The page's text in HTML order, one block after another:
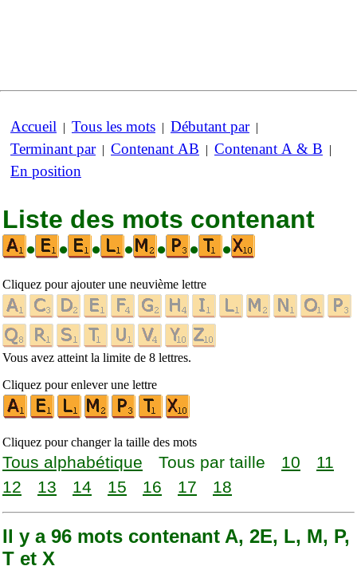
Accueil | Tous les mots | Débutant par|
Terminant par| Contenant AB | Contenant A & B |
En position
Liste des mots contenant
•
• • • • • •
Cliquez pour ajouter une neuvième lettre
Vous avez atteint la limite de 8 lettres.
Cliquez pour enlever une lettre
Cliquez pour changer la taille des mots
Tous alphabétique Tous par taille 10
11
12
13 14 15 16 17 18
Il y a 96 mots contenant A, 2E, L, M, P,
T et X